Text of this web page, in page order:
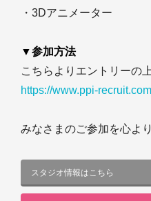
・3Dアニメーター
▼参加方法
こちらよりエントリーの
https://www.ppi-
みなさまのご参加を心よ
スタジオ情報はこちら